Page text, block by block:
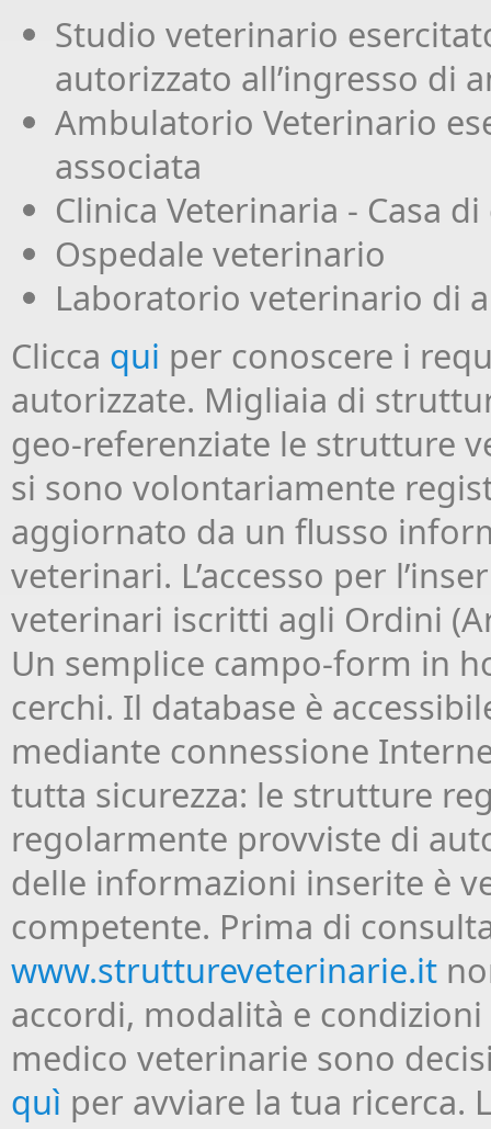
Studio veterinario
autorizzato all’ingresso di
Ambulatorio Veterinario
associata
Clinica Veterinaria - Casa
Ospedale veterinario
Laboratorio veterinario di
Clicca qui per conoscere i
autorizzate. Migliaia di
geo-referenziate le strutture
si sono volontariamente
aggiornato da un flusso
veterinari. L’accesso per
veterinari iscritti agli Ordini
Un semplice campo-form in
cerchi. Il database è
mediante connessione
tutta sicurezza: le strutture
regolarmente provviste di
delle informazioni inserite è
competente. Prima di
www.struttureveterinarie.it
accordi, modalità e
medico veterinarie sono
quì per avviare la tua ricerca.